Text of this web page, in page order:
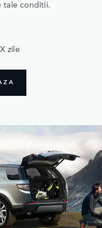
tale conditii.
zile